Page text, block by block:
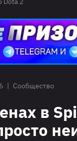
| Сообщество
в